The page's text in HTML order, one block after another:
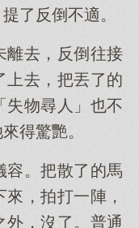
了反倒不適。
離去，反倒往接
上去，把丟了的
失物尋人」也不
得驚艷。
容。把散了的馬
，拍打一陣，
外，沒了。普通